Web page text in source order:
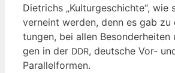
Diet­richs „Kul­tur­ge­schich­te“, wie
ver­neint wer­den, denn es gab
tun­gen, bei allen
gen in der DDR, deut­sche Vor-
Parallelformen.